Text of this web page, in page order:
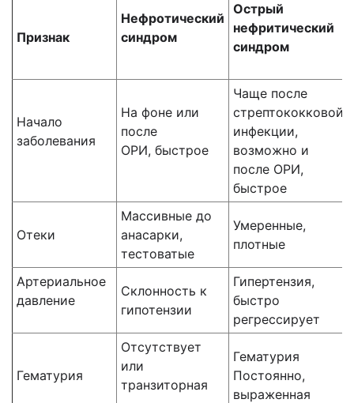
Признак
Нефротический
синдром
Острый
нефритический
синдром
Начало
заболевания
На фоне или
после
ОРИ, быстрое
Чаще после
стрептококковой
инфекции,
возможно и
после ОРИ,
быстрое
Отеки
Массивные до
анасарки,
тестоватые
Умеренные,
плотные
Артериальное
давление
Склонность к
гипотензии
Гипертензия,
быстро
регрессирует
Гематурия
Отсутствует
или
транзиторная
Гематурия
Постоянно,
выраженная